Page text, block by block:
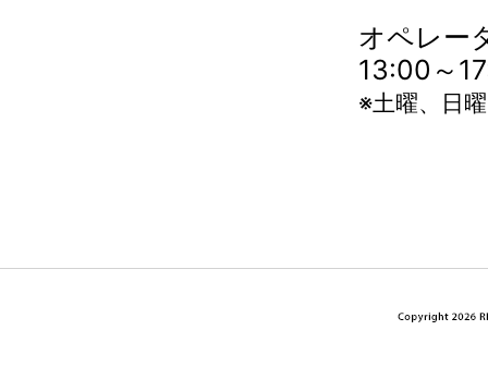
オペレー
13:00～
※土曜、日